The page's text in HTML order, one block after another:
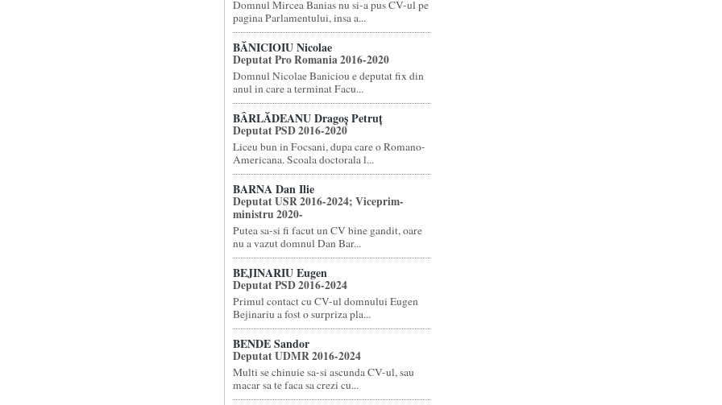
Domnul Mircea Banias nu si-a pus CV-ul pe
pagina Parlamentului, insa a...
BĂNICIOIU Nicolae
Deputat Pro Romania 2016-2020
Domnul Nicolae Baniciou e deputat fix din
anul in care a terminat Facu...
BÂRLĂDEANU Dragoș Petruț
Deputat PSD 2016-2020
Liceu bun in Focsani, dupa care o Romano-
Americana. Scoala doctorala l...
BARNA Dan Ilie
Deputat USR 2016-2024; Viceprim-
ministru 2020-
Putea sa-si fi facut un CV bine gandit, oare
nu a vazut domnul Dan Bar...
BEJINARIU Eugen
Deputat PSD 2016-2024
Primul contact cu CV-ul domnului Eugen
Bejinariu a fost o surpriza pla...
BENDE Sandor
Deputat UDMR 2016-2024
Multi se chinuie sa-si ascunda CV-ul, sau
macar sa te faca sa crezi cu...